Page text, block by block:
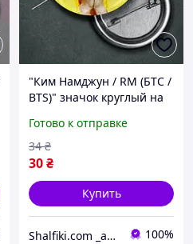
"Ким Намджун / RM (БТС /
BTS)" значок круглый на
Готово к отправке
30₴
34 ₴
Купить
Shalfiki.com _аниме и гик подполье_ 100%